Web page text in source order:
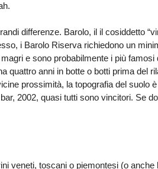
differenze. Barolo, il il cosiddetto
i Barolo Riserva richiedono un
e sono probabilmente i più famosi
quattro anni in botte o botti prima del
prossimità, la topografia del suolo
2002, quasi tutti sono vincitori. Se
veneti, toscani o piemontesi (o anche